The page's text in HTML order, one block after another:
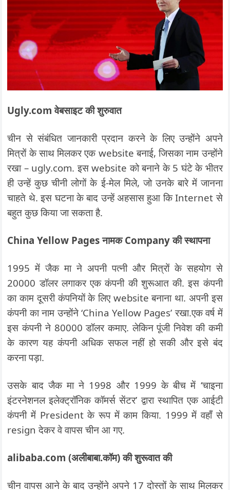
Ugly.com वेबसाइट की शुरुवात
चीन से संबंधित जानकारी प्रदान करने के लिए उन्होंने अपने
मित्रों के साथ मिलकर एक website बनाई, जिसका नाम उन्होंने
रखा – ugly.com. इस website को बनाने के 5 घंटे के भीतर
ही उन्हें कुछ चीनी लोगों के ई-मेल मिले, जो उनके बारे में जानना
चाहते थे. इस घटना के बाद उन्हें अहसास हुआ कि Internet से
बहुत कुछ किया जा सकता है.
China Yellow Pages नामक Company की स्थापना
1995 में जैक मा ने अपनी पत्नी और मित्रों के सहयोग से
20000 डॉलर लगाकर एक कंपनी की शुरूआत की. इस कंपनी
का काम दूसरी कंपनियों के लिए website बनाना था. अपनी इस
कंपनी का नाम उन्होंने ‘China Yellow Pages’ रखा.एक वर्ष में
इस कंपनी ने 80000 डॉलर कमाए. लेकिन पूंजी निवेश की कमी
के कारण यह कंपनी अधिक सफल नहीं हो सकी और इसे बंद
करना पड़ा.
उसके बाद जैक मा ने 1998 और 1999 के बीच में ‘चाइना
इंटरनेशनल इलेक्ट्रॉनिक कॉमर्स सेंटर’ द्वारा स्थापित एक आईटी
कंपनी में President के रूप में काम किया. 1999 में वहाँ से
resign देकर वे वापस चीन आ गए.
alibaba.com (अलीबाबा.कॉम) की शुरूवात की
चीन वापस आने के बाद उन्होंने अपने 17 दोस्तों के साथ मिलकर